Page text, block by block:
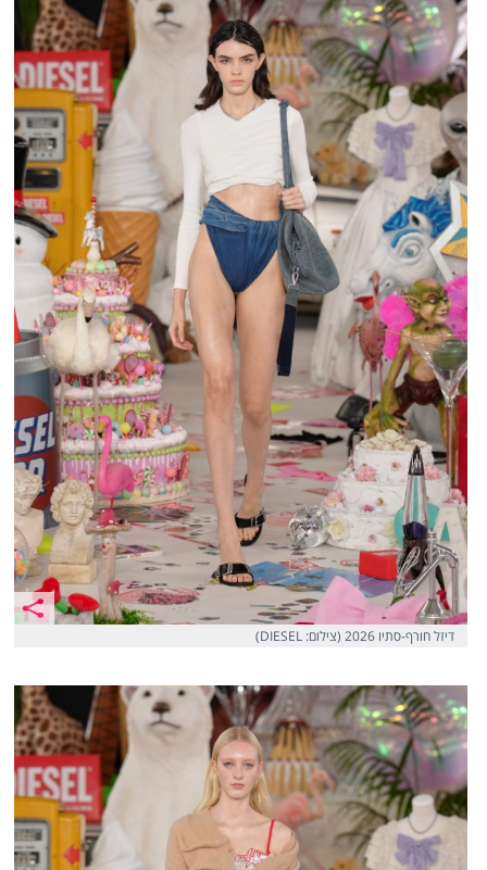
דיזל חורף-סתיו 2026 (צילום: DIESEL)